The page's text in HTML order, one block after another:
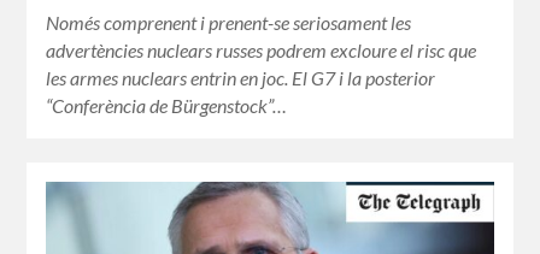
Només comprenent i prenent-se seriosament les
advertències nuclears russes podrem excloure el risc que
les armes nuclears entrin en joc. El G7 i la posterior
“Conferència de Bürgenstock”…